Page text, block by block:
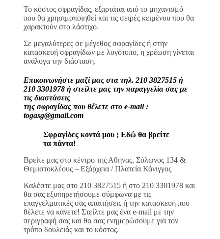
Το κόστος σφραγίδας, εξαρτάται από το μηχανισμό
που θα χρησιμοποιηθεί και τις σειρές κειμένου που θα
χαρακτούν στο λάστιχο.
Σε μεγαλύτερες σε μέγεθος σφραγίδες ή στην
κατασκευή σφραγίδων με λογότυπο, η χρέωση γίνεται
ανάλογα την διάσταση.
Επικοινωνήστε μαζί μας στα τηλ. 210 3827515 ή
210 3301978 ή στείλτε μας την παραγγελία σας με
τις διαστάσεις
της σφραγίδας που θέλετε στο e-mail :
togasg@gmail.com
Σφραγίδες κοντά μου ; Εδώ θα βρείτε
τα πάντα!
Βρείτε μας στο κέντρο της Αθήνας, Σόλωνος 134 &
Θεμιστοκλέους – Εξάρχεια / Πλατεία Κάνιγγος
Καλέστε μας στο 210 3827515 ή στο 210 3301978 και
θα σας εξυπηρετήσουμε σύμφωνα με τις
επαγγελματικές σας απαιτήσεις ή την κατασκευή που
θέλετε να κάνετε! Στείλτε μας ένα e-mail με την
περιγραφή σας και θα σας ενημερώσουμε για τον
τρόπο δουλειάς και το κόστος.